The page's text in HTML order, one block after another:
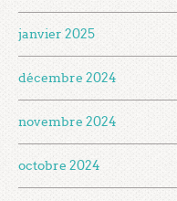
janvier 2025
décembre 2024
novembre 2024
octobre 2024